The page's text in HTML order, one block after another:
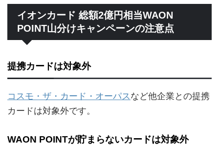
イオンカード 総額2億円相当WAON
POINT山分けキャンペーンの注意点
提携カードは対象外
コスモ・ザ・カード・オーパスなど他企業との提携
カードは対象外です。
WAON POINTが貯まらないカードは対象外